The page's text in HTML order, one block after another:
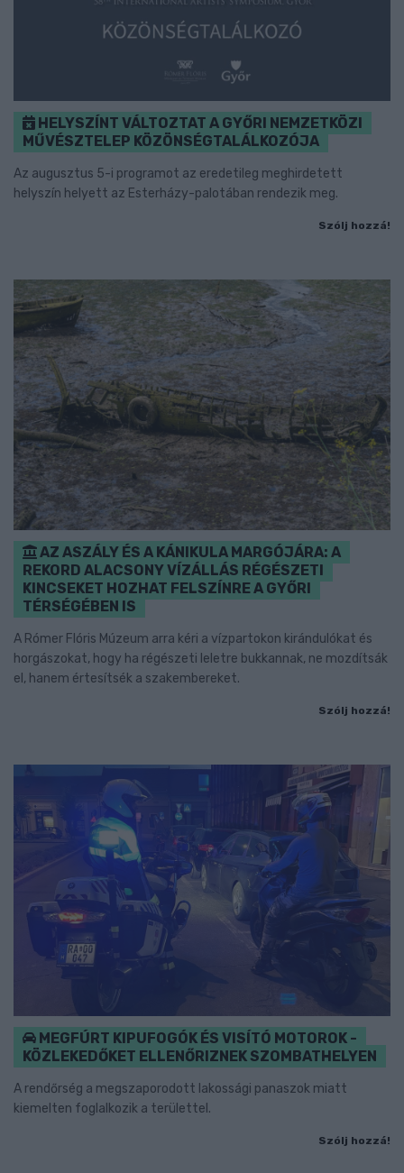
HELYSZÍNT VÁLTOZTAT A GYŐRI NEMZETKÖZI
MŰVÉSZTELEP KÖZÖNSÉGTALÁLKOZÓJA
Az augusztus 5-i programot az eredetileg meghirdetett
helyszín helyett az Esterházy-palotában rendezik meg.
Szólj hozzá!
AZ ASZÁLY ÉS A KÁNIKULA MARGÓJÁRA: A
REKORD ALACSONY VÍZÁLLÁS RÉGÉSZETI
KINCSEKET HOZHAT FELSZÍNRE A GYŐRI
TÉRSÉGÉBEN IS
A Rómer Flóris Múzeum arra kéri a vízpartokon kirándulókat és
horgászokat, hogy ha régészeti leletre bukkannak, ne mozdítsák
el, hanem értesítsék a szakembereket.
Szólj hozzá!
MEGFÚRT KIPUFOGÓK ÉS VISÍTÓ MOTOROK -
KÖZLEKEDŐKET ELLENŐRIZNEK SZOMBATHELYEN
A rendőrség a megszaporodott lakossági panaszok miatt
kiemelten foglalkozik a területtel.
Szólj hozzá!